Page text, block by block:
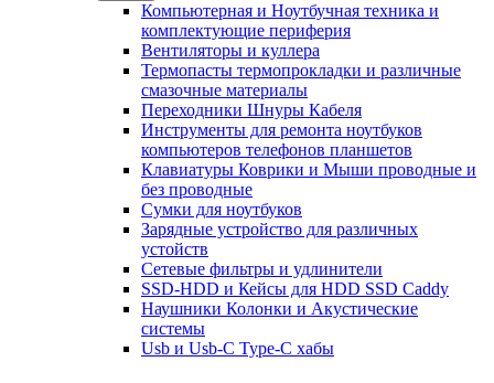
Компьютерная и Ноутбучная техника и
комплектующие периферия
Вентиляторы и куллера
Термопасты термопрокладки и различные
смазочные материалы
Переходники Шнуры Кабеля
Инструменты для ремонта ноутбуков
компьютеров телефонов планшетов
Клавиатуры Коврики и Мыши проводные и
без проводные
Сумки для ноутбуков
Зарядные устройство для различных
устойств
Сетевые фильтры и удлинители
SSD-HDD и Кейсы для HDD SSD Caddy
Наушники Колонки и Акустические
системы
Usb и Usb-C Type-C хабы